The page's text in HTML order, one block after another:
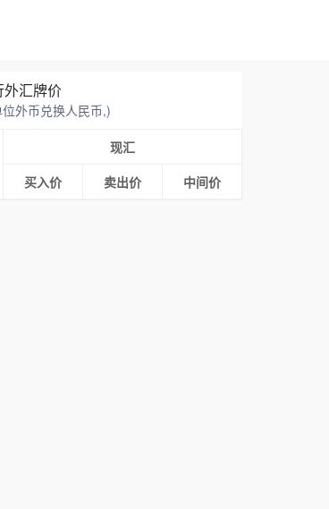
外汇牌价
外币兑换人民币,)
现汇
买入价
卖出价 中间价